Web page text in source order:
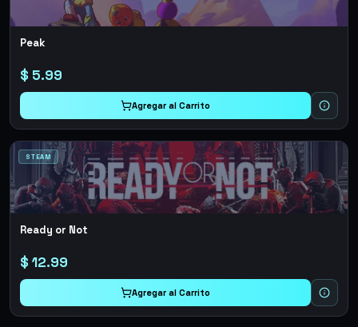
Peak
$ 5.99
Agregar al Carrito
STEAM
Ready or Not
$ 12.99
Agregar al Carrito